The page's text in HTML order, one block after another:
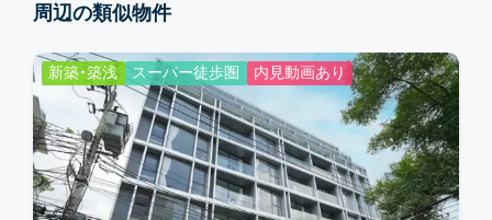
周辺の類似物件
新築・築浅 スーパー徒歩圏 内見動画あり